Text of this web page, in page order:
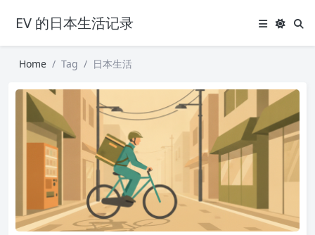
EV 的日本生活记录
Home Tag 日本生活